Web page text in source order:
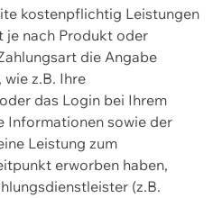
kostenpflichtig Leistungen
je nach Produkt oder
die Angabe
z.B. Ihre
das Login bei Ihrem
Informationen sowie der
Leistung zum
erworben haben,
(z.B.